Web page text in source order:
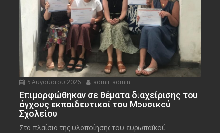
6 Αυγούστου 2026 admin admin
Eπιμορφώθηκαν σε θέματα διαχείρισης του
άγχους εκπαιδευτικοί του Μουσικού
Σχολείου
Στο πλαίσιο της υλοποίησης του ευρωπαϊκού